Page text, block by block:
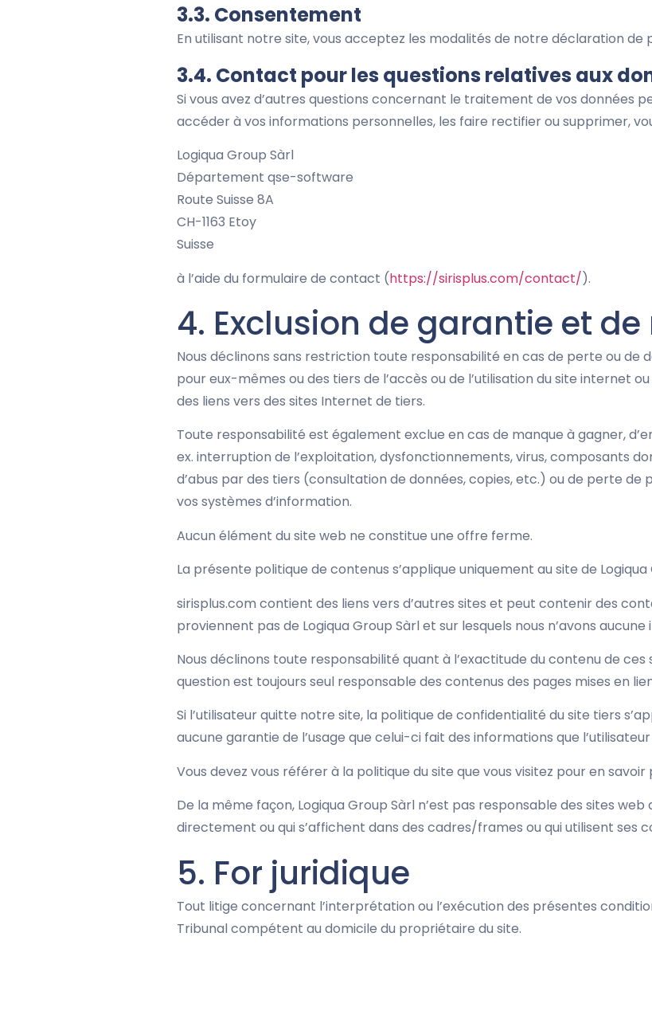
3.3. Consentement
En utilisant notre site, vous acceptez les modalités de notre déclaration
3.4. Contact pour les questions relatives aux
Si vous avez d’autres questions concernant le traitement de vos données
accéder à vos informations personnelles, les faire rectifier ou supprimer,
Logiqua Group Sàrl
Département qse-software
Route Suisse 8A
CH-1163 Etoy
Suisse
à l’aide du formulaire de contact (https://sirisplus.com/contact/).
4. Exclusion de garantie et
Nous déclinons sans restriction toute responsabilité en cas de perte ou de
pour eux-mêmes ou des tiers de l’accès ou de l’utilisation du site internet
des liens vers des sites Internet de tiers.
Toute responsabilité est également exclue en cas de manque à gagner,
ex. interruption de l’exploitation, dysfonctionnements, virus, composants
d’abus par des tiers (consultation de données, copies, etc.) ou de perte de
vos systèmes d’information.
Aucun élément du site web ne constitue une offre ferme.
La présente politique de contenus s’applique uniquement au site de Logiqua
sirisplus.com contient des liens vers d’autres sites et peut contenir des
proviennent pas de Logiqua Group Sàrl et sur lesquels nous n’avons aucune
Nous déclinons toute responsabilité quant à l’exactitude du contenu de ces
question est toujours seul responsable des contenus des pages mises en
Si l’utilisateur quitte notre site, la politique de confidentialité du site tiers
aucune garantie de l’usage que celui-ci fait des informations que
Vous devez vous référer à la politique du site que vous visitez pour en savoir
De la même façon, Logiqua Group Sàrl n’est pas responsable des sites
directement ou qui s’affichent dans des cadres/frames ou qui utilisent ses
5. For juridique
Tout litige concernant l’interprétation ou l’exécution des présentes
Tribunal compétent au domicile du propriétaire du site.